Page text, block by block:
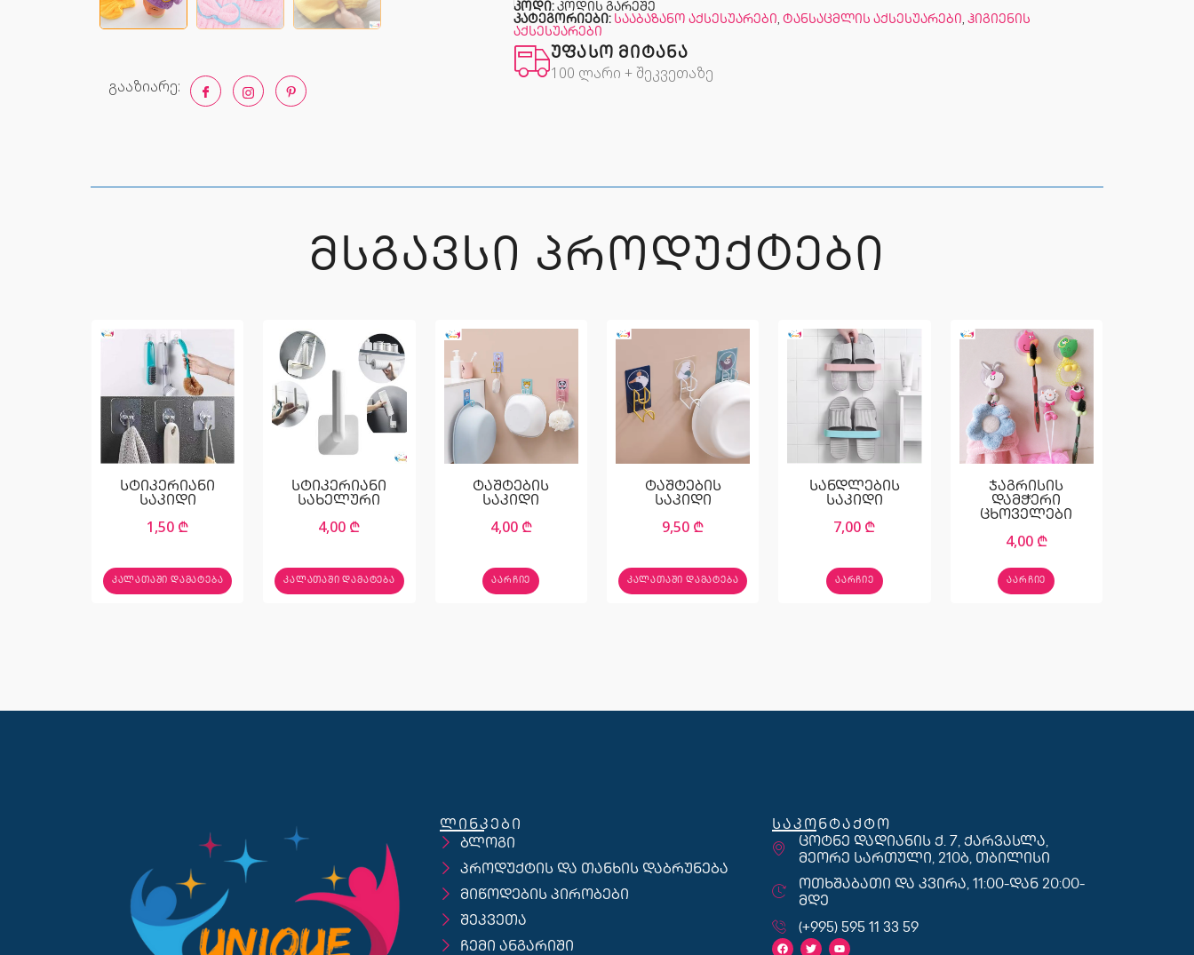
გააზიარე:
კოდი: კოდის გარეშე
კატეგორიები: სააბაზანო აქსესუარები, ტანსაცმლის აქსესუარები, ჰიგიენის
აქსესუარები
ᲣᲤᲐᲡᲝ ᲛᲘᲢᲐᲜᲐ
100 ლარი + შეკვეთაზე
ᲛᲡᲒᲐᲕᲡᲘ ᲞᲠᲝᲓᲣᲥᲢᲔᲑᲘ
სტიკერიანი
საკიდი
1,50 ₾
ᲙᲐᲚᲐᲗᲐᲨᲘ ᲓᲐᲛᲐᲢᲔᲑᲐ
სტიკერიანი
სახელური
4,00 ₾
ᲙᲐᲚᲐᲗᲐᲨᲘ ᲓᲐᲛᲐᲢᲔᲑᲐ
ტაშტების
საკიდი
4,00 ₾
ᲐᲐᲠᲩᲘᲔ
ტაშტების
საკიდი
9,50 ₾
ᲙᲐᲚᲐᲗᲐᲨᲘ ᲓᲐᲛᲐᲢᲔᲑᲐ
სანდლების
საკიდი
7,00 ₾
ᲐᲐᲠᲩᲘᲔ
ჯაგრისის
დამჭერი
ცხოველები
4,00 ₾
ᲐᲐᲠᲩᲘᲔ
ლინკები
ბლოგი
პროდუქტის და თანხის დაბრუნება
მიწოდების პირობები
შეკვეთა
ჩემი ანგარიში
საკონტაქტო
ცოტნე დადიანის ქ. 7, ქარვასლა,
მეორე სართული, 210ბ, თბილისი
ოთხშაბათი და კვირა, 11:00-დან 20:00-
მდე
(+995) 595 11 33 59